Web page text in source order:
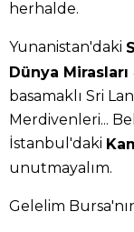
herhalde.
Yunanistan'daki
Dünya Mirasları
basamaklı Sri
Merdivenleri...
İstanbul'daki
unutmayalım.
Gelelim